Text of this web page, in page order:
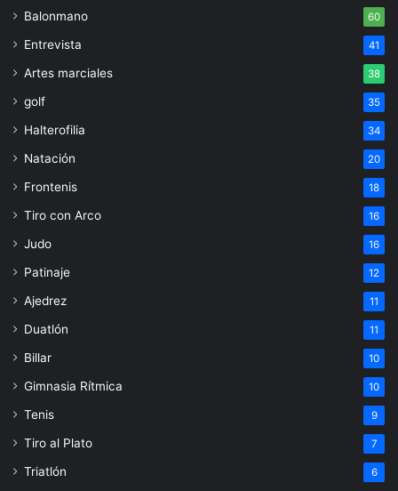
Balonmano 60
Entrevista 41
Artes marciales 38
golf 35
Halterofilia 34
Natación 20
Frontenis 18
Tiro con Arco 16
Judo 16
Patinaje 12
Ajedrez 11
Duatlón 11
Billar 10
Gimnasia Rítmica 10
Tenis 9
Tiro al Plato 7
Triatlón 6